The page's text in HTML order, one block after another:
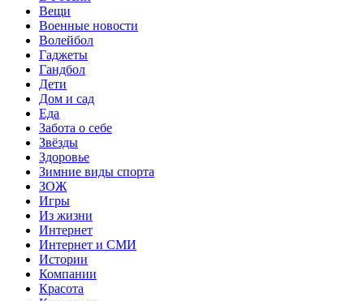
Вещи
Военные новости
Волейбол
Гаджеты
Гандбол
Дети
Дом и сад
Еда
Забота о себе
Звёзды
Здоровье
Зимние виды спорта
ЗОЖ
Игры
Из жизни
Интернет
Интернет и СМИ
Истории
Компании
Красота